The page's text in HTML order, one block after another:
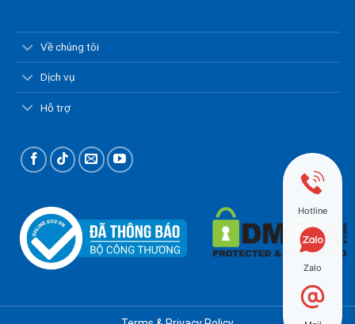
Về chúng tôi
Dịch vụ
Hỗ trợ
Hotline
Zalo